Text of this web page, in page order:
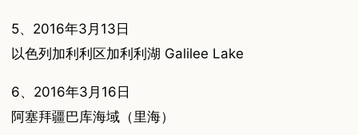
5、2016年3月13日
以色列加利利区加利利湖 Galilee Lake
6、2016年3月16日
阿塞拜疆巴库海域（里海）